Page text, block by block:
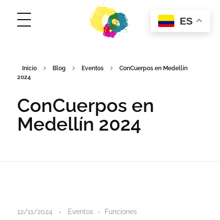
ConCuerpos
Danza Inclusiva en Colombia
Inicio Blog Eventos
ConCuerpos en Medellín
2024
ConCuerpos en
Medellín 2024
C
12/11/2024 Eventos Funciones
ES